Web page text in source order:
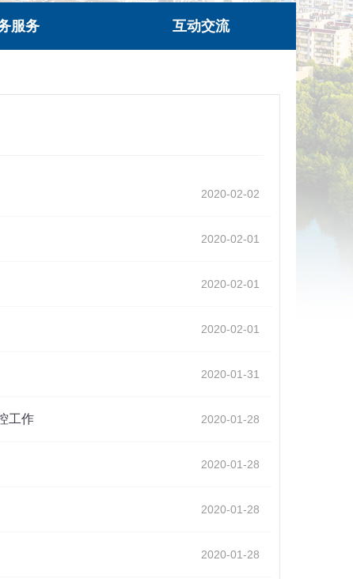
服务 互动交流
2020-02-02
2020-02-01
2020-02-01
2020-02-01
2020-01-31
2020-01-28
工作
2020-01-28
2020-01-28
2020-01-28